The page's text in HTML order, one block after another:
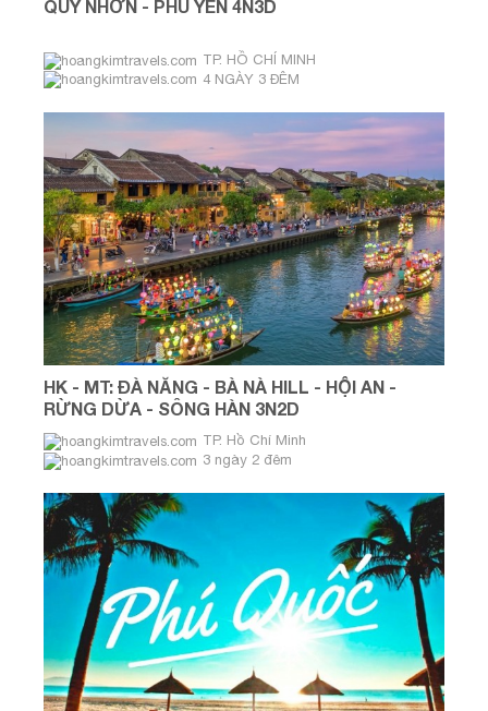
QUY NHƠN - PHÚ YÊN 4N3D
TP. HỒ CHÍ MINH
4 NGÀY 3 ĐÊM
HK - MT: ĐÀ NẴNG - BÀ NÀ HILL - HỘI AN -
RỪNG DỪA - SÔNG HÀN 3N2D
TP. Hồ Chí Minh
3 ngày 2 đêm